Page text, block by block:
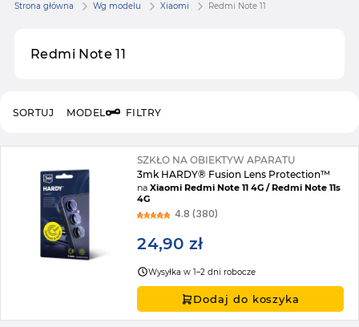
Redmi Note 11
Strona główna Wg modelu Xiaomi Redmi Note 11
MODEL FILTRY
SORTUJ
SZKŁO NA OBIEKTYW APARATU
3mk HARDY® Fusion Lens Protection™
naXiaomi Redmi Note 11 4G / Redmi Note 11s
4G
4.8 (380)
24,90 zł
Wysyłka w 1–2 dni robocze
Dodaj do koszyka